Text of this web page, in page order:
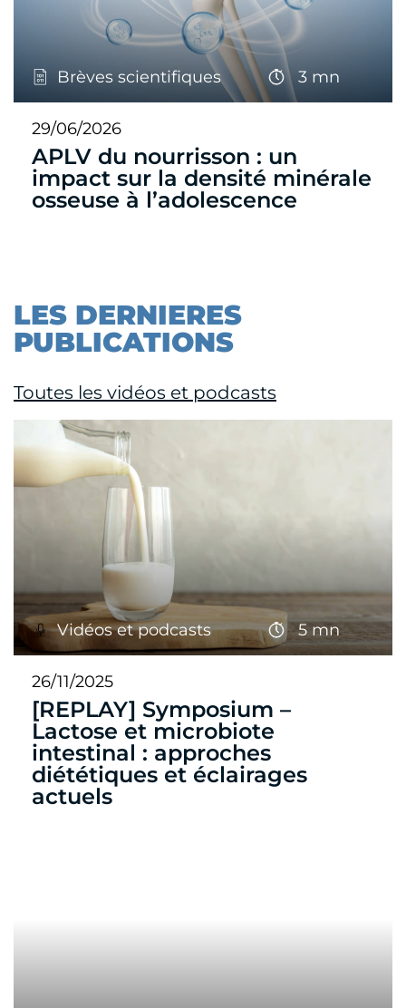
Brèves scientifiques 3 mn
29/06/2026
APLV du nourrisson : un
impact sur la densité minérale
osseuse à l’adolescence
LES DERNIERES
PUBLICATIONS
Toutes les vidéos et podcasts
Vidéos et podcasts 5 mn
26/11/2025
[REPLAY] Symposium –
Lactose et microbiote
intestinal : approches
diététiques et éclairages
actuels